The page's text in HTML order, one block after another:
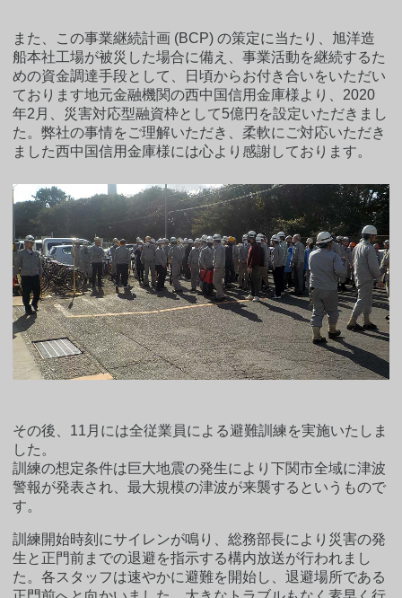
また、この事業継続計画 (BCP) の策定に当たり、旭洋造
船本社工場が被災した場合に備え、事業活動を継続するた
めの資金調達手段として、日頃からお付き合いをいただい
ております地元金融機関の西中国信用金庫様より、2020
年2月、災害対応型融資枠として5億円を設定いただきまし
た。弊社の事情をご理解いただき、柔軟にご対応いただき
ました西中国信用金庫様には心より感謝しております。
その後、11月には全従業員による避難訓練を実施いたしま
した。
訓練の想定条件は巨大地震の発生により下関市全域に津波
警報が発表され、最大規模の津波が来襲するというもので
す。
訓練開始時刻にサイレンが鳴り、総務部長により災害の発
生と正門前までの退避を指示する構内放送が行われまし
た。各スタッフは速やかに避難を開始し、退避場所である